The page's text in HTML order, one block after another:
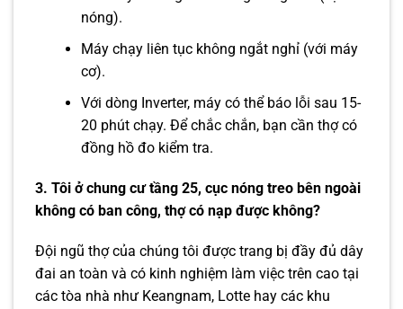
nóng).
Máy chạy liên tục không ngắt nghỉ (với máy
cơ).
Với dòng Inverter, máy có thể báo lỗi sau 15-
20 phút chạy. Để chắc chắn, bạn cần thợ có
đồng hồ đo kiểm tra.
3. Tôi ở chung cư tầng 25, cục nóng treo bên ngoài
không có ban công, thợ có nạp được không?
Đội ngũ thợ của chúng tôi được trang bị đầy đủ dây
đai an toàn và có kinh nghiệm làm việc trên cao tại
các tòa nhà như Keangnam, Lotte hay các khu